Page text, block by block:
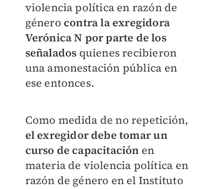
violencia política en razón de
género contra la exregidora
Verónica N por parte de los
señalados quienes recibieron
una amonestación pública en
ese entonces.
Como medida de no repetición,
el exregidor debe tomar un
curso de capacitación en
materia de violencia política en
razón de género en el Instituto